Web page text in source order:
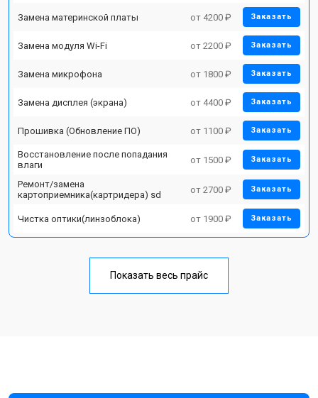
Замена материнской платы от 4200 ₽ Заказать
Замена модуля Wi-Fi от 2200 ₽ Заказать
Замена микрофона от 1800 ₽ Заказать
Замена дисплея (экрана) от 4400 ₽ Заказать
Прошивка (Обновление ПО) от 1100 ₽ Заказать
Восстановление после попадания
влаги
от 1500 ₽ Заказать
Ремонт/замена
картоприемника(картридера) sd
от 2700 ₽ Заказать
Чистка оптики(линзоблока) от 1900 ₽ Заказать
Показать весь прайс